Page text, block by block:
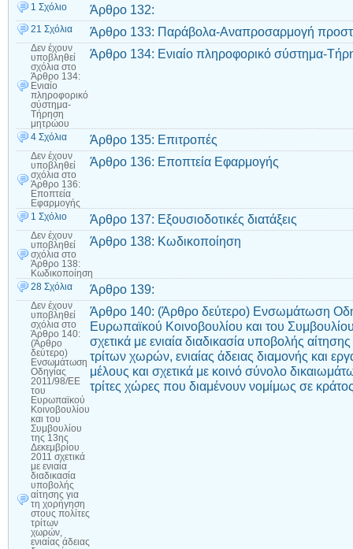
1 Σχόλιο Άρθρο 132:
21 Σχόλια Άρθρο 133: Παράβολα-Αναπροσαρμογή
Δεν έχουν
υποβληθεί
σχόλια στο
Άρθρο 134:
Ενιαίο
πληροφορικό
σύστημα-
Τήρηση
μητρώου
Άρθρο 134: Ενιαίο πληροφορικό σύστημα-
4 Σχόλια Άρθρο 135: Επιτροπές
Δεν έχουν
υποβληθεί
σχόλια στο
Άρθρο 136:
Εποπτεία
Εφαρμογής
Άρθρο 136: Εποπτεία Εφαρμογής
1 Σχόλιο Άρθρο 137: Εξουσιοδοτικές διατάξεις
Δεν έχουν
υποβληθεί
σχόλια στο
Άρθρο 138:
Κωδικοποίηση
Άρθρο 138: Κωδικοποίηση
28 Σχόλια Άρθρο 139:
Δεν έχουν
υποβληθεί
σχόλια στο
Άρθρο 140:
(Άρθρο
δεύτερο)
Ενσωμάτωση
Οδηγίας
2011/98/ΕΕ
του
Ευρωπαϊκού
Κοινοβουλίου
και του
Συμβουλίου
της 13ης
Δεκεμβρίου
2011 σχετικά
με ενιαία
διαδικασία
υποβολής
αίτησης για
τη χορήγηση
στους πολίτες
τρίτων
χωρών,
ενιαίας άδειας
Άρθρο 140: (Άρθρο δεύτερο) Ενσωμάτωση
Ευρωπαϊκού Κοινοβουλίου και του
σχετικά με ενιαία διαδικασία υποβολής
τρίτων χωρών, ενιαίας άδειας διαμονής και
μέλους και σχετικά με κοινό σύνολο
τρίτες χώρες που διαμένουν νομίμως σε